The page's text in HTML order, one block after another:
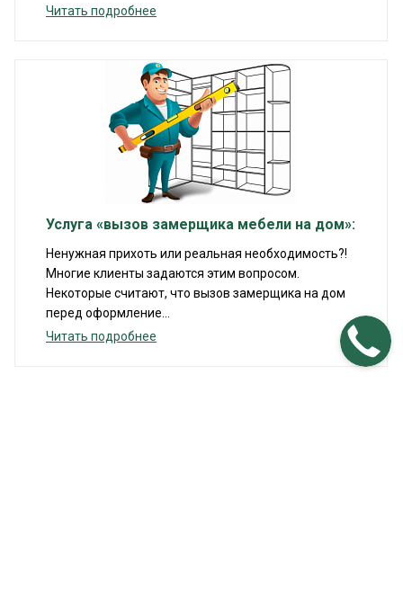
Читать подробнее
Услуга «вызов замерщика мебели на дом»:
Ненужная прихоть или реальная необходимость?!
Многие клиенты задаются этим вопросом.
Некоторые считают, что вызов замерщика на дом
перед оформление...
Читать подробнее